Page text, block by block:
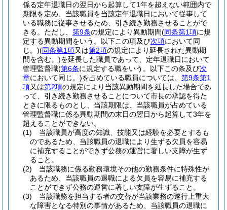
係る定年退職日の翌日から起算して1年を超えない範囲内で
期限を定め、当該職員を当該定年退職日において従事して
いる職務に従事させるため、引き続き勤務させることがで
きる。 ただし、 第9条の規定により異動期間(同条第1項に規
定する異動期間をいう。以下この項及び次項において同
じ。)(同条第1項又は第2項の規定により延長された異動期
間を含む。)を延長した職員であって、定年退職日において
管理監督職(第6条に規定する職をいう。以下この条及び次
章において同じ。)を占めている職員については、 第9条第1
項又は第2項の規定により当該異動期間を延長した場合であ
って、引き続き勤務させることについて市長の承認を得た
ときに限るものとし、当該期限は、当該職員が占めている
管理監督職に係る異動期間の末日の翌日から起算して3年を
超えることができない。
(1)
当該職員が高度の知識、技能又は経験を必要とするも
のであるため、当該職員の退職により生ずる欠員を容易
に補充することができず公務の運営に著しい支障が生ず
ること。
(2)
当該職務に係る勤務環境その他の勤務条件に特殊性が
あるため、当該職員の退職による欠員を容易に補充する
ことができず公務の運営に著しい支障が生ずること。
(3)
当該職務を担当する者の交替が当該業務の遂行上重大
な障害となる特別の事情があるため、当該職員の退職に